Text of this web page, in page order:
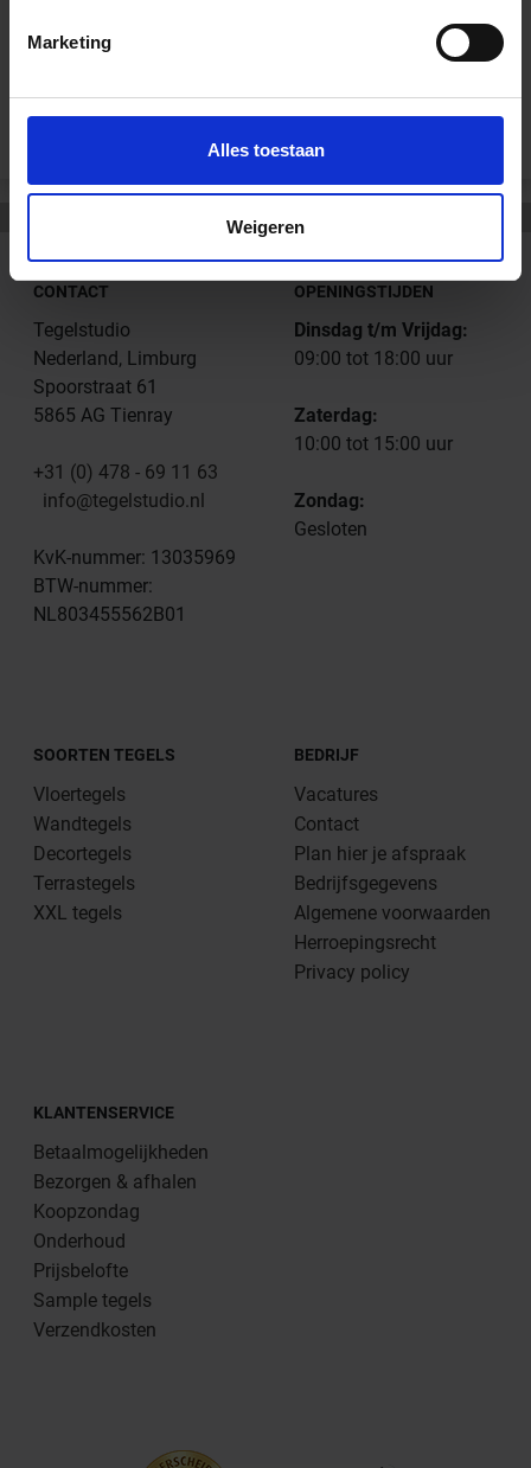
Marketing
Alles toestaan
Weigeren
CONTACT
Tegelstudio
Nederland, Limburg
Spoorstraat 61
5865 AG Tienray
+31 (0) 478 - 69 11 63
info@tegelstudio.nl
KvK-nummer: 13035969
BTW-nummer:
NL803455562B01
OPENINGSTIJDEN
Dinsdag t/m Vrijdag:
09:00 tot 18:00 uur
Zaterdag:
10:00 tot 15:00 uur
Zondag:
Gesloten
SOORTEN TEGELS
Vloertegels
Wandtegels
Decortegels
Terrastegels
XXL tegels
BEDRIJF
Vacatures
Contact
Plan hier je afspraak
Bedrijfsgegevens
Algemene voorwaarden
Herroepingsrecht
Privacy policy
KLANTENSERVICE
Betaalmogelijkheden
Bezorgen & afhalen
Koopzondag
Onderhoud
Prijsbelofte
Sample tegels
Verzendkosten